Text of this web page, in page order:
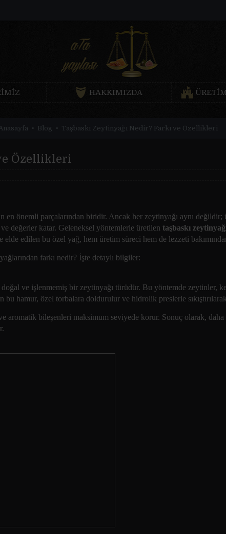
HAKKIMIZDA
Blog Taşbaskı Zeytinyağı Nedir? Farkı ve Özellikleri
Özellikleri
en önemli parçalarından biridir. Ancak her zeytinyağı aynı
değerler katar. Geleneksel yöntemlerle üretilen taşbaskı
elde edilen bu özel yağ, hem üretim süreci hem de lezzeti
farkı nedir? İşte detaylı bilgiler:
ve işlenmemiş bir zeytinyağı türüdür. Bu yöntemde zeytinler,
hamur, özel torbalara doldurulur ve hidrolik preslerle sıkıştırılarak
bileşenleri maksimum seviyede korur. Sonuç olarak, daha